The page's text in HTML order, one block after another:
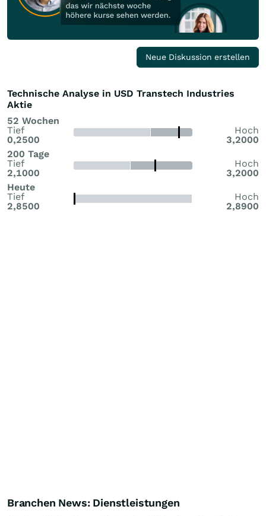
Neue Diskussion erstellen
Technische Analyse in USD Transtech Industries
Aktie
52 Wochen
Tief
0,2500
Hoch
3,2000
200 Tage
Tief
2,1000
Hoch
3,2000
Heute
Tief
2,8500
Hoch
2,8900
Branchen News: Dienstleistungen